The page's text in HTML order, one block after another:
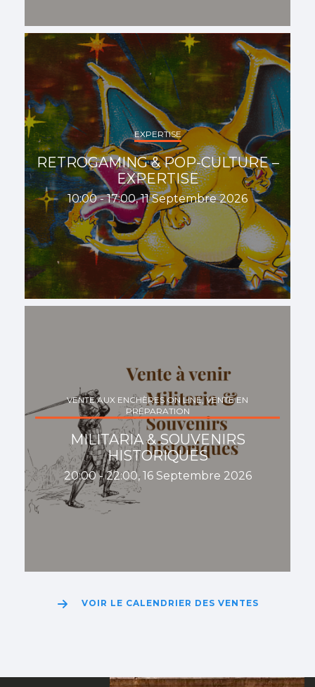
EXPERTISE
RETROGAMING & POP-CULTURE –
EXPERTISE
10:00 - 17:00, 11 Septembre 2026
VENTE AUX ENCHÈRES ON LINE, VENTE EN
PRÉPARATION
MILITARIA & SOUVENIRS
HISTORIQUES
20:00 - 22:00, 16 Septembre 2026
VOIR LE CALENDRIER DES VENTES